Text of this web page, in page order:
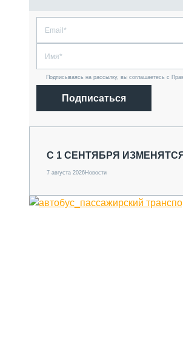
Подписываясь на рассылку, вы соглашаетесь с
Подписаться
С 1 СЕНТЯБРЯ
7 августа 2026Новости